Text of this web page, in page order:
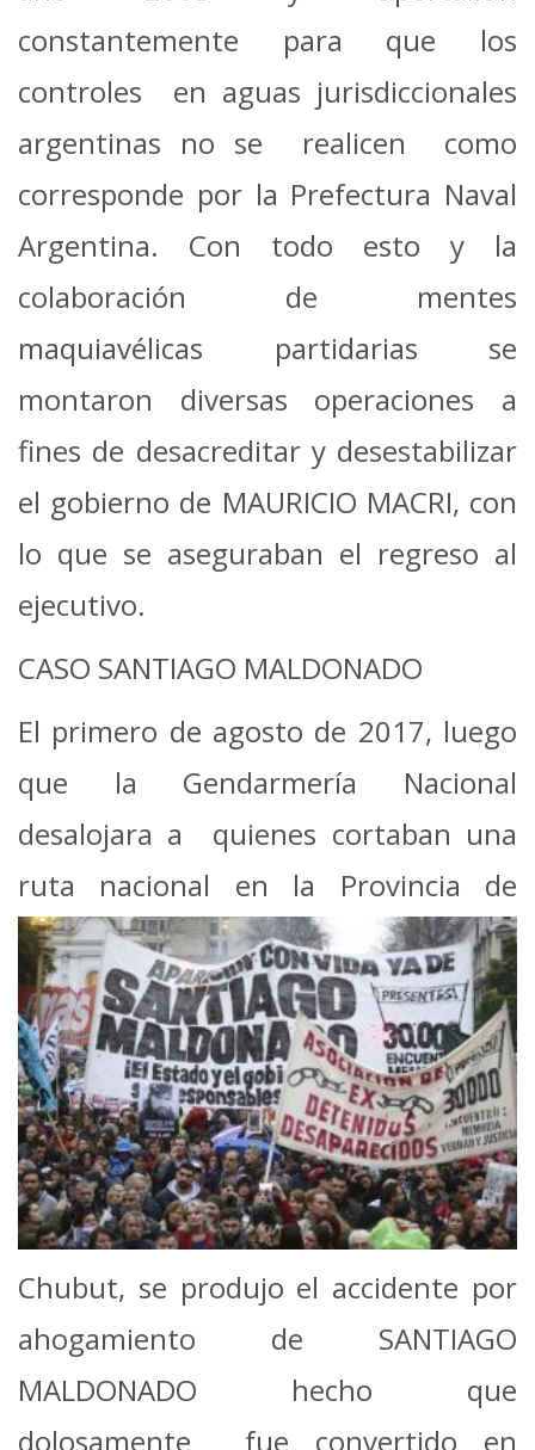
constantemente para que los
controles en aguas jurisdiccionales
argentinas no se realicen como
corresponde por la Prefectura Naval
Argentina. Con todo esto y la
colaboración de mentes
maquiavélicas partidarias se
montaron diversas operaciones a
fines de desacreditar y desestabilizar
el gobierno de MAURICIO MACRI, con
lo que se aseguraban el regreso al
ejecutivo.
CASO SANTIAGO MALDONADO
El primero de agosto de 2017, luego
que la Gendarmería Nacional
desalojara a quienes cortaban una
ruta nacional en la Provincia de
Chubut, se produjo el accidente por
ahogamiento de SANTIAGO
MALDONADO hecho que
dolosamente fue convertido en